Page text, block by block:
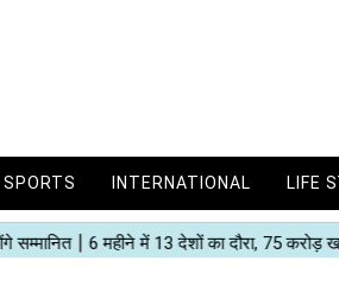
SPORTS INTERNATIONAL LIFE